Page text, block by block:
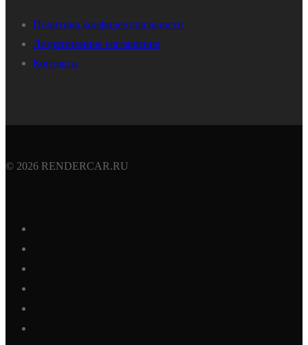
Политика конфиденциальности
Лицензионное соглашение
Контакты
© 2026 RENDERCAR.RU